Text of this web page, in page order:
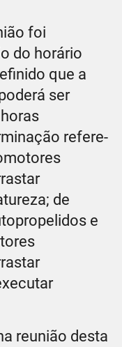
foi
do horário
que a
ser
refere-
de
e
reunião desta